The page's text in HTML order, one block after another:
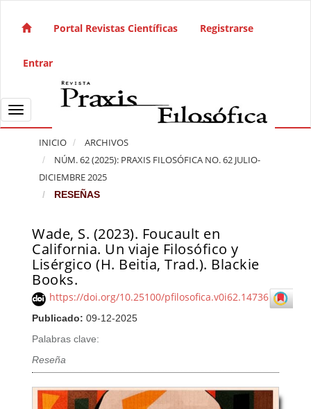
Navegación principal
Barra lateral
Portal Revistas Científicas Registrarse
Entrar
Toggle navigation
INICIO
ARCHIVOS
NÚM. 62 (2025): PRAXIS FILOSÓFICA NO. 62 JULIO-
DICIEMBRE 2025
RESEÑAS
Wade, S. (2023). Foucault en
California. Un viaje Filosófico y
Lisérgico (H. Beitia, Trad.). Blackie
Books.
https://doi.org/10.25100/pfilosofica.v0i62.14736
Publicado: 09-12-2025
Palabras clave:
Reseña
Barra lateral del artículo